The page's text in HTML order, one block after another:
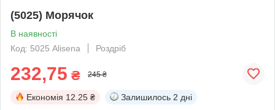
(5025) Морячок
В наявності
Код: 5025 Alisena
Роздріб
232,75 ₴ 245 ₴
Економія 12.25 ₴ Залишилось 2 дні